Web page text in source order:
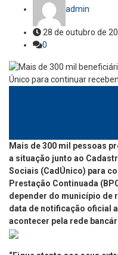
admin
28 de outubro de
0
Mais de 300 mil pessoas
a situação junto ao
Sociais (CadÚnico) para
Prestação Continuada
depender do município de
data de notificação oficial
acontecer pela rede